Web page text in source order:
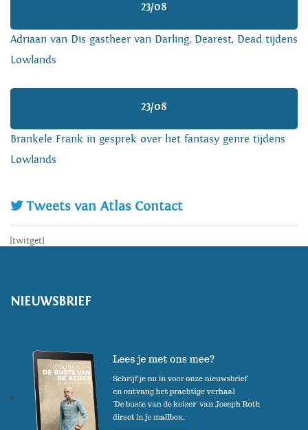
23/08
Adriaan van Dis gastheer van Darling, Dearest, Dead tijdens
Lowlands
23/08
Brankele Frank in gesprek over het fantasy genre tijdens
Lowlands
Tweets van Atlas Contact
[twitget]
NIEUWSBRIEF